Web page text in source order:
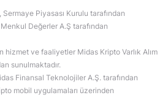
Piyasası Kurulu tarafından
Değerler A.Ş tarafından
hizmet ve faaliyetler Midas Kripto Varlık Alım
sunulmaktadır.
Finansal Teknolojiler A.Ş. tarafından
mobil uygulamaları üzerinden